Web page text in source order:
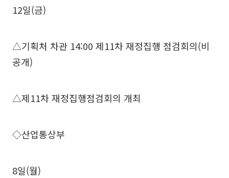
12일(금)
△기획처 차관 14:00 제11차 재정집행 점검회의(비
공개)
△제11차 재정집행점검회의 개최
◇산업통상부
8일(월)